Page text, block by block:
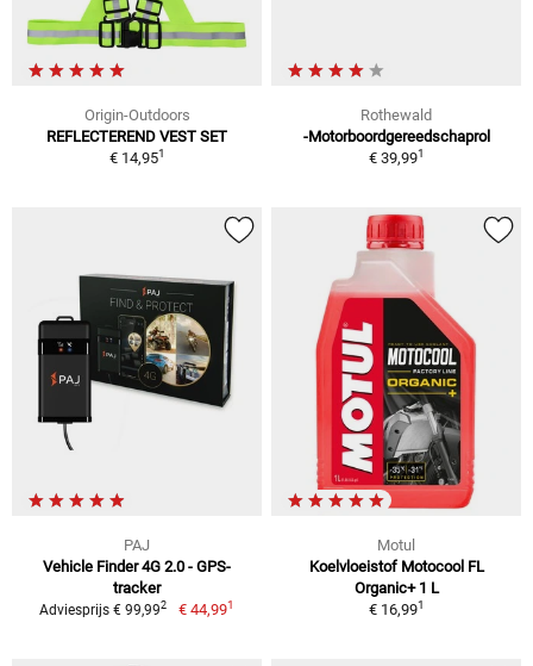
Origin-Outdoors
REFLECTEREND VEST SET
€ 14,951
Rothewald
-Motorboordgereedschaprol
€ 39,991
PAJ
Vehicle Finder 4G 2.0 - GPS-
tracker
Adviesprijs € 99,992 € 44,991
Motul
Koelvloeistof Motocool FL
Organic+ 1 L
€ 16,991